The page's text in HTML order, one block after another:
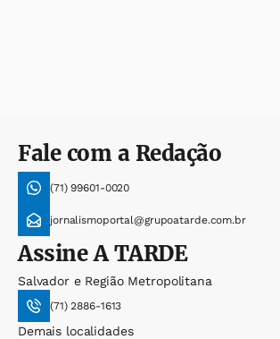
Fale com a Redação
(71) 99601-0020
jornalismoportal@grupoatarde.com.br
AssineA TARDE
Salvador e Região Metropolitana
(71) 2886-1613
Demais localidades